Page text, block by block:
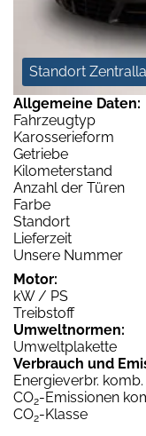
Standort
Allgemeine Daten:
Fahrzeugtyp
Karosserieform
Getriebe
Kilometerstand
Anzahl der Türen
Farbe
Standort
Lieferzeit
Unsere Nummer
Motor:
kW / PS
Treibstoff
Umweltnormen:
Umweltplakette
Verbrauch und
Energieverbr. komb.
CO2-Emissionen
CO2-Klasse